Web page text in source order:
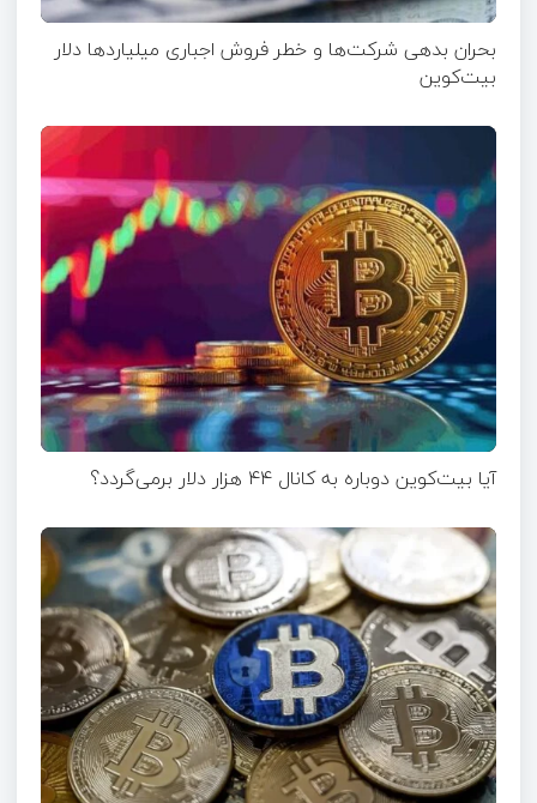
بحران بدهی شرکت‌ها و خطر فروش اجباری میلیاردها دلار
بیت‌کوین
آیا بیت‌کوین دوباره به کانال ۴۴ هزار دلار برمی‌گردد؟